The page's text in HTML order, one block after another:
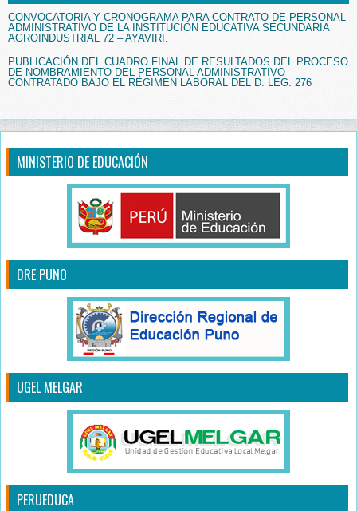
CONVOCATORIA Y CRONOGRAMA PARA CONTRATO DE PERSONAL
ADMINISTRATIVO DE LA INSTITUCIÓN EDUCATIVA SECUNDARIA
AGROINDUSTRIAL 72 – AYAVIRI.
PUBLICACIÓN DEL CUADRO FINAL DE RESULTADOS DEL PROCESO
DE NOMBRAMIENTO DEL PERSONAL ADMINISTRATIVO
CONTRATADO BAJO EL RÉGIMEN LABORAL DEL D. LEG. 276
MINISTERIO DE EDUCACIÓN
DRE PUNO
UGEL MELGAR
PERUEDUCA